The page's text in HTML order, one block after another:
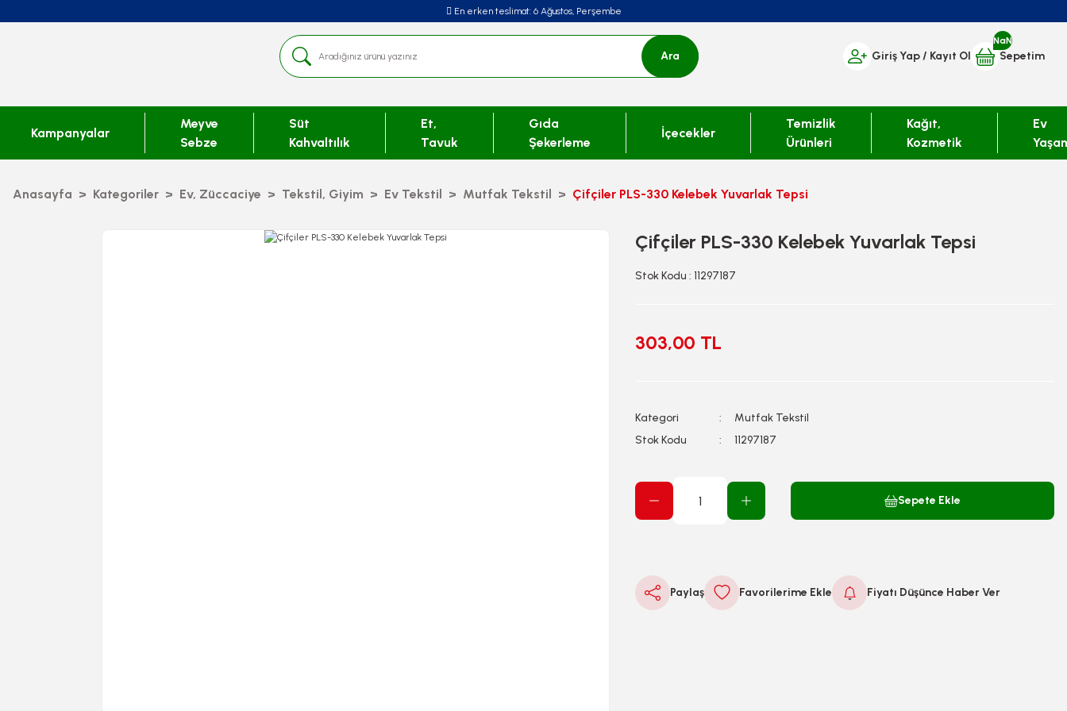
En erken teslimat: 6 Ağustos, Perşembe
Ara Giriş Yap/ Kayıt Ol
NaN
Sepetim
Kampanyalar
Meyve
Sebze
Süt
Kahvaltılık
Et,
Tavuk
Gıda
Şekerleme
İçecekler
Temizlik
Ürünleri
Kağıt,
Kozmetik
Ev
Anasayfa Kategoriler Ev, Züccaciye Tekstil, Giyim Ev Tekstil Mutfak Tekstil Çifçiler PLS-330 Kelebek Yuvarlak Tepsi
Çifçiler PLS-330 Kelebek Yuvarlak Tepsi
Stok Kodu : 11297187
303,00 TL
Kategori
Mutfak Tekstil
Stok Kodu
11297187
Sepete Ekle
Paylaş Fiyatı Düşünce Haber Ver